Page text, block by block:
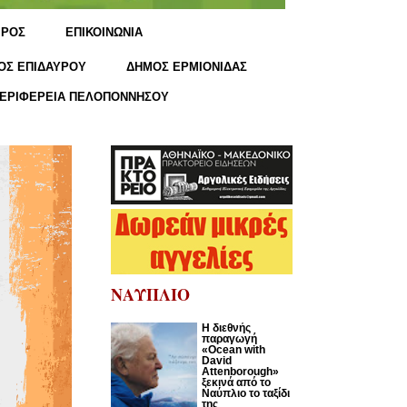
ΕΠΙΚΟΙΝΩΝΙΑ
ΕΠΙΔΑΥΡΟΥ ΔΗΜΟΣ ΕΡΜΙΟΝΙΔΑΣ
ΠΕΛΟΠΟΝΝΗΣΟΥ
ΝΑΥΠΛΙΟ
Η διεθνής
παραγωγή
«Ocean with
David
Attenborough»
ξεκινά από το
Ναύπλιο το ταξίδι
της